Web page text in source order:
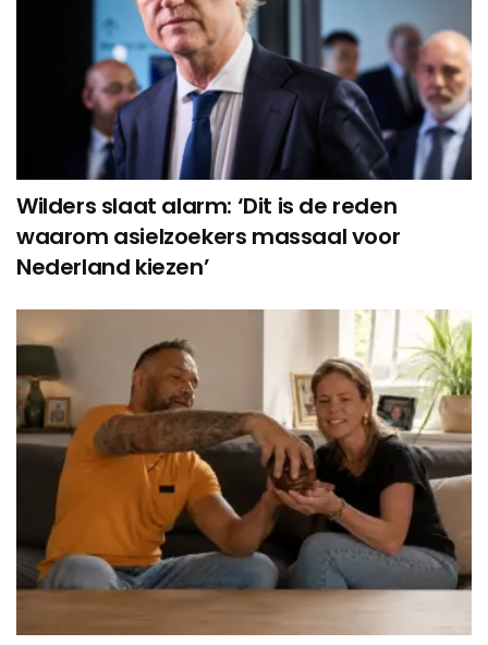
Wilders slaat alarm: ‘Dit is de reden
waarom asielzoekers massaal voor
Nederland kiezen’